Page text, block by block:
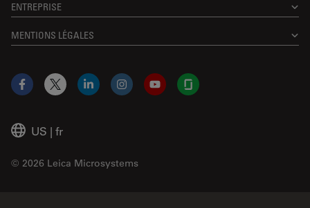
ENTREPRISE
MENTIONS LÉGALES
US | fr
© 2026 Leica Microsystems
Facebook
X LinkedInInstagramYouTubeGlassdoor